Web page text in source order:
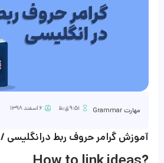
مهارت Grammar ۹:۵۱ ق٫ظ ۶ اسفند ۱۳۹۸
آموزش گرامر حروف ربط درانگلیسی / Linking Words